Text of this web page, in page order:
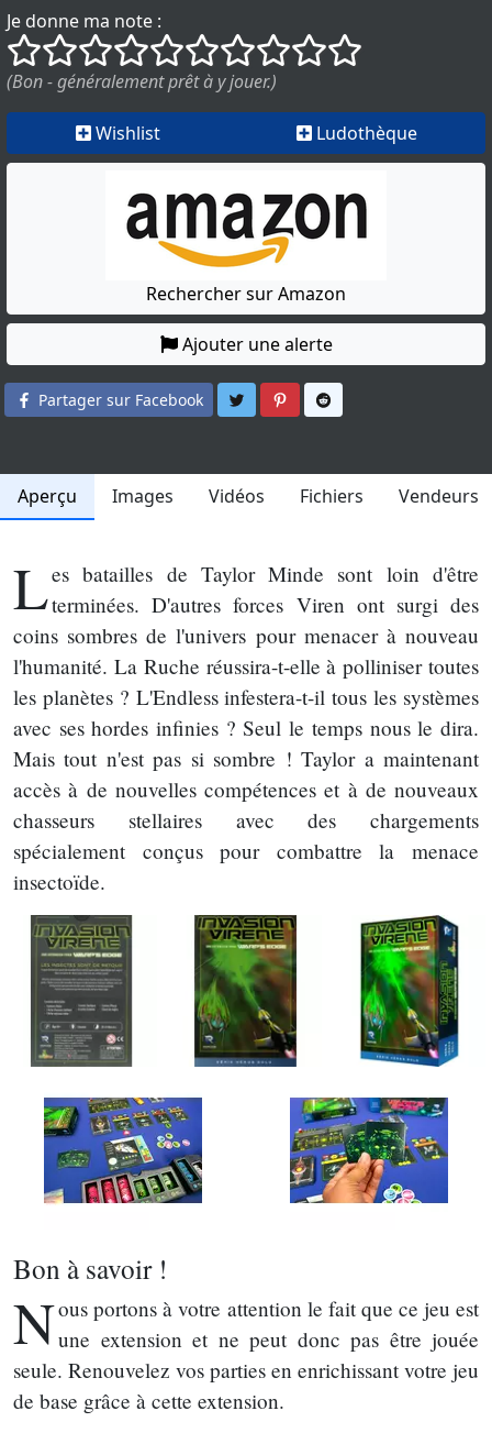
Je donne ma note :
()
() () () () () () () ()
()
(Bon - généralement prêt à y jouer.)
Wishlist Ludothèque
Rechercher sur Amazon
Ajouter une alerte
Partager sur Facebook Partager sur Twitter
Partager sur Pinterest
Aperçu Images Vidéos Fichiers Vendeurs
Les batailles de Taylor Minde sont loin d'être
terminées. D'autres forces Viren ont surgi des
coins sombres de l'univers pour menacer à nouveau
l'humanité. La Ruche réussira-t-elle à polliniser toutes
les planètes ? L'Endless infestera-t-il tous les systèmes
avec ses hordes infinies ? Seul le temps nous le dira.
Mais tout n'est pas si sombre ! Taylor a maintenant
accès à de nouvelles compétences et à de nouveaux
chasseurs stellaires avec des chargements
spécialement conçus pour combattre la menace
insectoïde.
Bon à savoir !
Nous portons à votre attention le fait que ce jeu est
une extension et ne peut donc pas être jouée
seule. Renouvelez vos parties en enrichissant votre jeu
de base grâce à cette extension.